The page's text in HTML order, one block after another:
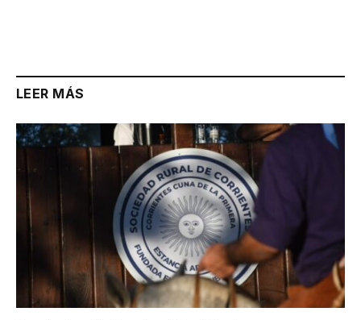
LEER MÁS